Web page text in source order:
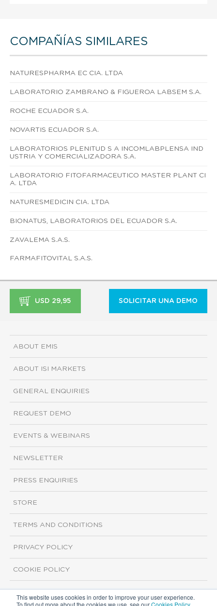
This website uses cookies in order to improve your user experience.
To find out more about the cookies we use, see ourCookies Policy.
COMPAÑÍAS SIMILARES
NATURESPHARMA EC CIA. LTDA
LABORATORIO ZAMBRANO & FIGUEROA LABSEM S.A.
ROCHE ECUADOR S.A.
NOVARTIS ECUADOR S.A.
LABORATORIOS PLENITUD S A INCOMLABPLENSA IND
USTRIA Y COMERCIALIZADORA S.A.
LABORATORIO FITOFARMACEUTICO MASTER PLANT CI
A. LTDA
NATURESMEDICIN CIA. LTDA
BIONATUS, LABORATORIOS DEL ECUADOR S.A.
ZAVALEMA S.A.S.
FARMAFITOVITAL S.A.S.
USD 29,95 SOLICITAR UNA DEMO
ABOUT EMIS
ABOUT ISI MARKETS
GENERAL ENQUIRIES
REQUEST DEMO
EVENTS & WEBINARS
NEWSLETTER
PRESS ENQUIRIES
STORE
TERMS AND CONDITIONS
PRIVACY POLICY
COOKIE POLICY
Copyright ©2026 ISI Markets. All rights reserved.